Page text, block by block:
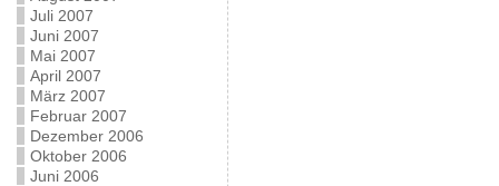
Juli 2007
Juni 2007
Mai 2007
April 2007
März 2007
Februar 2007
Dezember 2006
Oktober 2006
Juni 2006